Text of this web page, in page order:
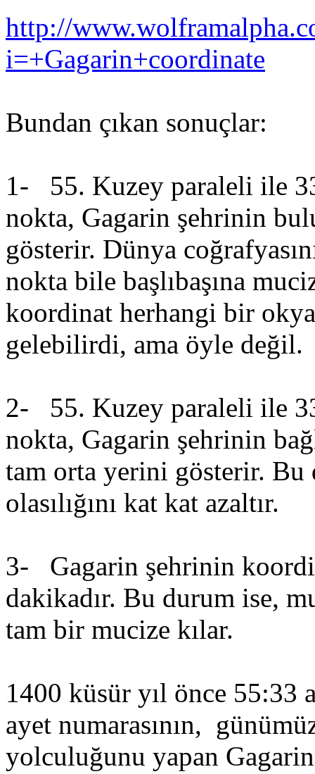
http://
i=+Gagarin+coordinate
Bundan çıkan sonuçlar:
1- 55. Kuzey paraleli ile
nokta, Gagarin şehrinin
gösterir. Dünya
nokta bile başlıbaşına
koordinat herhangi bir
gelebilirdi, ama öyle değil.
2- 55. Kuzey paraleli ile
nokta, Gagarin şehrinin
tam orta yerini gösterir.
olasılığını kat kat azaltır.
3- Gagarin şehrinin
dakikadır. Bu durum ise,
tam bir mucize kılar.
1400 küsür yıl önce 55:33
ayet numarasının,
yolculuğunu yapan